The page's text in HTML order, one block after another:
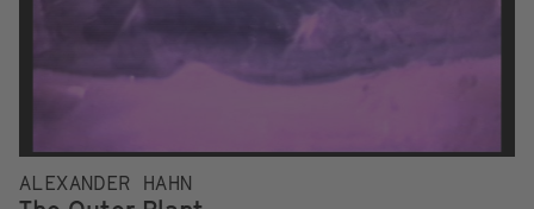
ALEXANDER HAHN